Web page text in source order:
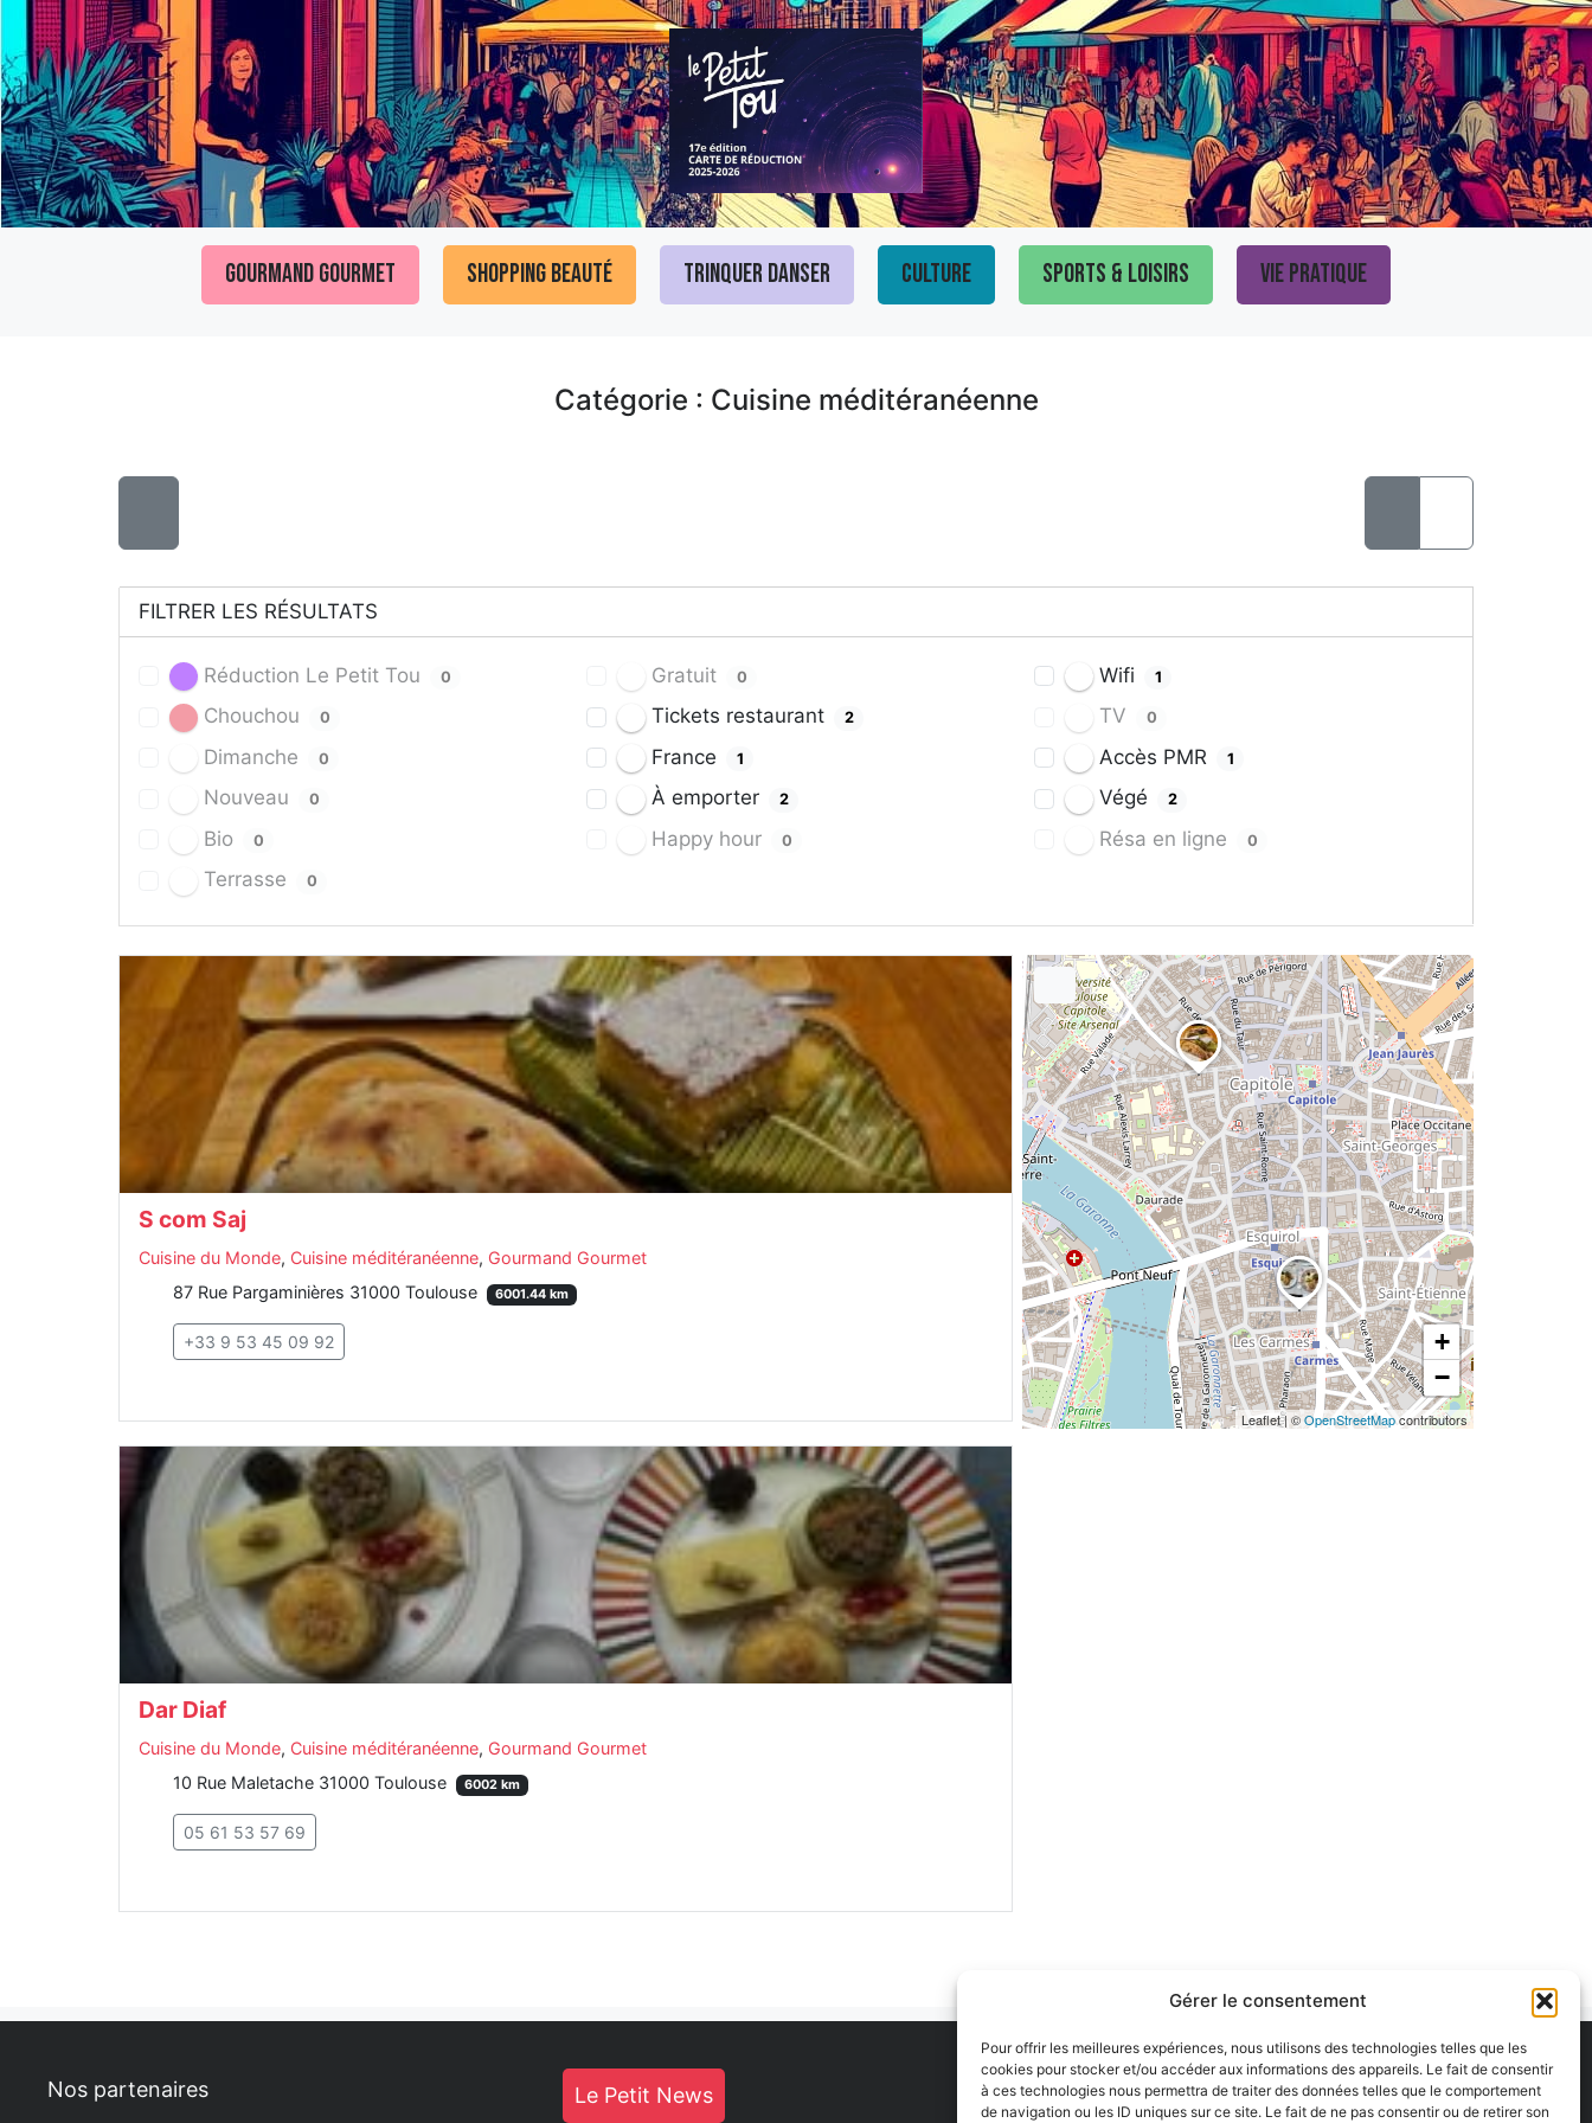
Gérer le consentement
Pour offrir les meilleures expériences, nous utilisons des technologies telles que les
cookies pour stocker et/ou accéder aux informations des appareils. Le fait de consentir
à ces technologies nous permettra de traiter des données telles que le comportement
de navigation ou les ID uniques sur ce site. Le fait de ne pas consentir ou de retirer son
Gourmand Gourmet Shopping Beauté Trinquer Danser Culture Sports & loisirs Vie pratique
Catégorie : Cuisine méditéranéenne
FILTRER LES RÉSULTATS
Réduction Le Petit Tou 0
Chouchou 0
Dimanche 0
Nouveau 0
Bio 0
Terrasse 0
Gratuit 0
Tickets restaurant 2
France 1
À emporter 2
Happy hour 0
Wifi 1
TV 0
Accès PMR 1
Végé 2
Résa en ligne 0
S com Saj
Cuisine du Monde, Cuisine méditéranéenne, Gourmand Gourmet
87 Rue Pargaminières 31000 Toulouse
6001.44 km
+33 9 53 45 09 92
Dar Diaf
Cuisine du Monde, Cuisine méditéranéenne, Gourmand Gourmet
10 Rue Maletache 31000 Toulouse
6002 km
05 61 53 57 69
+
−
Leaflet| ©OpenStreetMapcontributors
Nos partenaires
Le Petit News